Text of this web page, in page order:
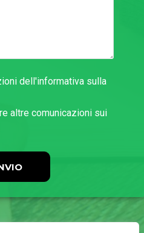
dell'informativa sulla
altre comunicazioni sui